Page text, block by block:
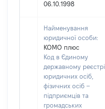
06.10.1998
Найменування
юридичної особи:
КОМО плюс
Код в Єдиному
державному реєстрі
юридичних осіб,
фізичних осіб –
підприємців та
громадських